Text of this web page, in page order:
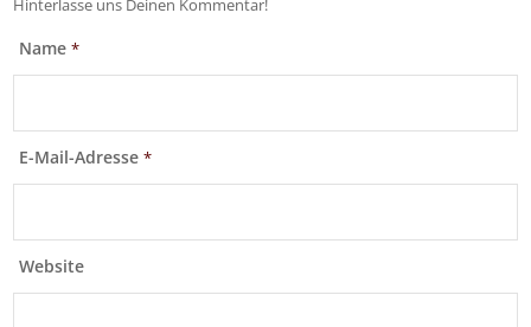
Name*
E-Mail-Adresse*
Website